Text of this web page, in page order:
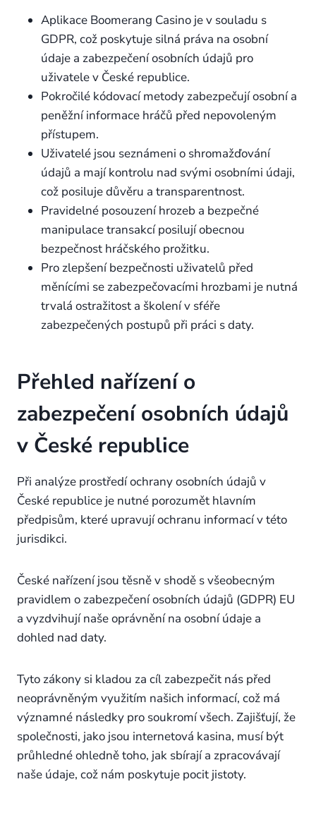
Aplikace Boomerang Casino je v souladu s
GDPR, což poskytuje silná práva na osobní
údaje a zabezpečení osobních údajů pro
uživatele v České republice.
Pokročilé kódovací metody zabezpečují osobní a
peněžní informace hráčů před nepovoleným
přístupem.
Uživatelé jsou seznámeni o shromažďování
údajů a mají kontrolu nad svými osobními údaji,
což posiluje důvěru a transparentnost.
Pravidelné posouzení hrozeb a bezpečné
manipulace transakcí posilují obecnou
bezpečnost hráčského prožitku.
Pro zlepšení bezpečnosti uživatelů před
měnícími se zabezpečovacími hrozbami je nutná
trvalá ostražitost a školení v sféře
zabezpečených postupů při práci s daty.
Přehled nařízení o
zabezpečení osobních údajů
v České republice
Při analýze prostředí ochrany osobních údajů v
České republice je nutné porozumět hlavním
předpisům, které upravují ochranu informací v této
jurisdikci.
České nařízení jsou těsně v shodě s všeobecným
pravidlem o zabezpečení osobních údajů (GDPR) EU
a vyzdvihují naše oprávnění na osobní údaje a
dohled nad daty.
Tyto zákony si kladou za cíl zabezpečit nás před
neoprávněným využitím našich informací, což má
významné následky pro soukromí všech. Zajišťují, že
společnosti, jako jsou internetová kasina, musí být
průhledné ohledně toho, jak sbírají a zpracovávají
naše údaje, což nám poskytuje pocit jistoty.